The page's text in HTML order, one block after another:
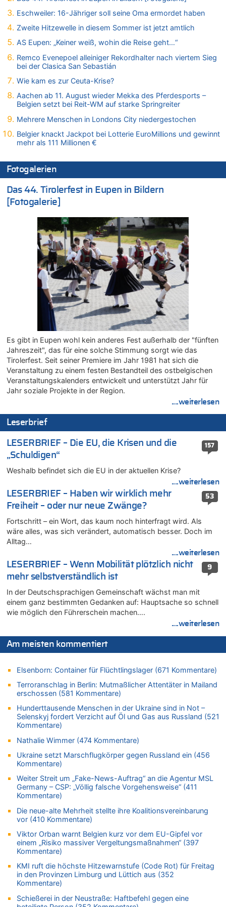
Wie kam es zur Ceuta-Krise?
08.08.2026 - 09:27 von Ermitler zu
Eschweiler: 16-Jähriger soll seine Oma ermordet haben
08.08.2026 - 09:24 von Ermitler zu
Mehrere Menschen in Londons City niedergestochen
08.08.2026 - 09:20 von Ermitler zu
08.08.2026 - 09:02 von Detlef zu
Tempolimit in 30er-Zonen – Untersuchung von Vias
08.08.2026 - 08:50 von Mungo zu
Zweite Hitzewelle in diesem Sommer ist jetzt amtlich
08.08.2026 - 08:45 von besserwisser zu
Belgier knackt Jackpot bei Lotterie EuroMillions und gewinnt
08.08.2026 - 08:00 von Strolch zu
AS Eupen: „Keiner weiß, wohin die Reise geht…“
08.08.2026 - 05:07 von Marcel Scholzen Eimerscheid zu
In Belgien missachten zwei von drei Autofahrern das
Tempolimit in 30er-Zonen – Untersuchung von Vias
08.08.2026 - 02:19 von Peter S. zu
In Belgien missachten zwei von drei Autofahrern das
Tempolimit in 30er-Zonen – Untersuchung von Vias
08.08.2026 - 00:26 von klar zu
Mehrere Menschen in Londons City niedergestochen
07.08.2026 - 23:52 von Hans L. zu
Aachen ab 11. August wieder Mekka des Pferdesports –
Belgien setzt bei Reit-WM auf starke Springreiter
07.08.2026 - 22:12 von Pitstop zu
Mark van Bommel offiziell als neuer Nationalcoach der Roten
Teufel vorgestellt: „Ist mir eine große Ehre“
07.08.2026 - 22:03 von Ach zu
Aachen ab 11. August wieder Mekka des Pferdesports –
07.08.2026 - 20:57 von michlaustderaffe zu
Zweite Hitzewelle in diesem Sommer ist jetzt amtlich
07.08.2026 - 20:22 von Anstreicher zu
Zweite Hitzewelle in diesem Sommer ist jetzt amtlich
07.08.2026 - 20:11 von Noah Parmentier zu
Zweite Hitzewelle in diesem Sommer ist jetzt amtlich
07.08.2026 - 19:52 von Hugo Egon Bernhard von Sinnen zu
In Belgien missachten zwei von drei Autofahrern das
Tempolimit in 30er-Zonen – Untersuchung von Vias
07.08.2026 - 18:31 von Panda46 zu
Mark van Bommel offiziell als neuer Nationalcoach der Roten
Teufel vorgestellt: „Ist mir eine große Ehre“
Zweite Hitzewelle in diesem Sommer ist jetzt amtlich
07.08.2026 - 17:55 von M der Block zu
AS Eupen: „Keiner weiß, wohin die Reise geht…“
07.08.2026 - 16:38 von Joseph Meyer zu
Wasserstand des Rheins in NRW so niedrig wie noch nie
In Belgien missachten zwei von drei Autofahrern das
Tempolimit in 30er-Zonen – Untersuchung von Vias
In Belgien missachten zwei von drei Autofahrern das
Tempolimit in 30er-Zonen – Untersuchung von Vias
07.08.2026 - 15:56 von Eifel_er zu
Mark van Bommel offiziell als neuer Nationalcoach der Roten
Teufel vorgestellt: „Ist mir eine große Ehre“
07.08.2026 - 15:43 von Hausmeister zu
Wie kam es zur Ceuta-Krise?
07.08.2026 - 15:30 von Soso zu
Aachen ab 11. August wieder Mekka des Pferdesports –
07.08.2026 - 15:13 von Joseph Meyer zu
Mark van Bommel offiziell als neuer Nationalcoach der Roten
Teufel vorgestellt: „Ist mir eine große Ehre“
07.08.2026 - 15:06 von Wolfgang2 zu
Kollision zwischen Autofahrer und Radfahrer an RAVeL-Weg
07.08.2026 - 14:35 von Vorfahrt zu
In Belgien missachten zwei von drei Autofahrern das
Tempolimit in 30er-Zonen – Untersuchung von Vias
07.08.2026 - 14:33 von Ostbelgien Direkt zu
Offiziell: Van Bommel wird Belgiens Nationaltrainer
07.08.2026 - 13:39 von alter weißer mann zu
Eschweiler: 16-Jähriger soll seine Oma ermordet haben
Zweite Hitzewelle in diesem Sommer ist jetzt amtlich
AS Eupen: „Keiner weiß, wohin die Reise geht…“
Remco Evenepoel alleiniger Rekordhalter nach viertem Sieg
bei der Clasica San Sebastián
Wie kam es zur Ceuta-Krise?
Aachen ab 11. August wieder Mekka des Pferdesports –
Belgien setzt bei Reit-WM auf starke Springreiter
Mehrere Menschen in Londons City niedergestochen
Belgier knackt Jackpot bei Lotterie EuroMillions und gewinnt
mehr als 111 Millionen €
Fotogalerien
Das 44. Tirolerfest in Eupen in Bildern
[Fotogalerie]
Es gibt in Eupen wohl kein anderes Fest außerhalb der "fünften
Jahreszeit", das für eine solche Stimmung sorgt wie das
Tirolerfest. Seit seiner Premiere im Jahr 1981 hat sich die
Veranstaltung zu einem festen Bestandteil des ostbelgischen
Veranstaltungskalenders entwickelt und unterstützt Jahr für
Jahr soziale Projekte in der Region.
....weiterlesen
Leserbrief
157
LESERBRIEF – Die EU, die Krisen und die
„Schuldigen“
Weshalb befindet sich die EU in der aktuellen Krise?
....weiterlesen
53
LESERBRIEF – Haben wir wirklich mehr
Freiheit – oder nur neue Zwänge?
Fortschritt – ein Wort, das kaum noch hinterfragt wird. Als
wäre alles, was sich verändert, automatisch besser. Doch im
Alltag…
....weiterlesen
9
LESERBRIEF – Wenn Mobilität plötzlich nicht
mehr selbstverständlich ist
In der Deutschsprachigen Gemeinschaft wächst man mit
einem ganz bestimmten Gedanken auf: Hauptsache so schnell
wie möglich den Führerschein machen….
....weiterlesen
Am meisten kommentiert
Elsenborn: Container für Flüchtlingslager (671 Kommentare)
Terroranschlag in Berlin: Mutmaßlicher Attentäter in Mailand
erschossen (581 Kommentare)
Hunderttausende Menschen in der Ukraine sind in Not –
Selenskyj fordert Verzicht auf Öl und Gas aus Russland (521
Kommentare)
Nathalie Wimmer (474 Kommentare)
Ukraine setzt Marschflugkörper gegen Russland ein (456
Kommentare)
Weiter Streit um „Fake-News-Auftrag“ an die Agentur MSL
Germany – CSP: „Völlig falsche Vorgehensweise“ (411
Kommentare)
Die neue-alte Mehrheit stellte ihre Koalitionsvereinbarung
vor (410 Kommentare)
Viktor Orban warnt Belgien kurz vor dem EU-Gipfel vor
einem „Risiko massiver Vergeltungsmaßnahmen“ (397
Kommentare)
KMI ruft die höchste Hitzewarnstufe (Code Rot) für Freitag
in den Provinzen Limburg und Lüttich aus (352
Kommentare)
Schießerei in der Neustraße: Haftbefehl gegen eine